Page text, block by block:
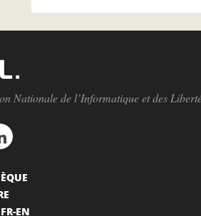
Nationale de l’Informatique et des
EN